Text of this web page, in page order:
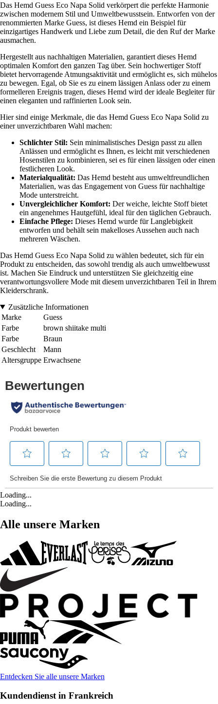
Das Hemd Guess Eco Napa Solid verkörpert die perfekte Harmonie
zwischen modernem Stil und Umweltbewusstsein. Entworfen von der
renommierten Marke Guess, ist dieses Hemd ein Beispiel für
einzigartiges Handwerk und Liebe zum Detail, die den Ruf der Marke
ausmachen.
Hergestellt aus nachhaltigen Materialien, garantiert dieses Hemd
optimalen Komfort den ganzen Tag über. Sein hochwertiger Stoff
bietet hervorragende Atmungsaktivität und ermöglicht es, sich mühelos
zu bewegen. Egal, ob Sie es zu einem lässigen Anlass oder zu einem
formelleren Ereignis tragen, dieses Hemd wird der ideale Begleiter für
einen eleganten und raffinierten Look sein.
Hier sind einige Merkmale, die das Hemd Guess Eco Napa Solid zu
einer unverzichtbaren Wahl machen:
Schlichter Stil: Sein minimalistisches Design passt zu allen
Anlässen und ermöglicht es Ihnen, es leicht mit verschiedenen
Hosenstilen zu kombinieren, sei es für einen lässigen oder einen
festlicheren Look.
Materialqualität: Das Hemd besteht aus umweltfreundlichen
Materialien, was das Engagement von Guess für nachhaltige
Mode unterstreicht.
Unvergleichlicher Komfort: Der weiche, leichte Stoff bietet
ein angenehmes Hautgefühl, ideal für den täglichen Gebrauch.
Einfache Pflege: Dieses Hemd wurde für Langlebigkeit
entworfen und behält sein makelloses Aussehen auch nach
mehreren Wäschen.
Das Hemd Guess Eco Napa Solid zu wählen bedeutet, sich für ein
Produkt zu entscheiden, das sowohl trendig als auch umweltbewusst
ist. Machen Sie Eindruck und unterstützen Sie gleichzeitig eine
verantwortungsvollere Mode mit diesem unverzichtbaren Teil in Ihrem
Kleiderschrank.
Zusätzliche Informationen
Marke
Guess
Farbe
brown shiitake multi
Farbe
Braun
Geschlecht
Mann
Altersgruppe Erwachsene
Loading...
Loading...
Alle unsere Marken
Entdecken Sie alle unsere Marken
Kundendienst in Frankreich